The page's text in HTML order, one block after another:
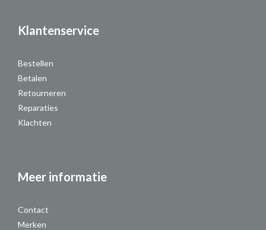
Klantenservice
Bestellen
Betalen
Retourneren
Reparaties
Klachten
Meer informatie
Contact
Merken